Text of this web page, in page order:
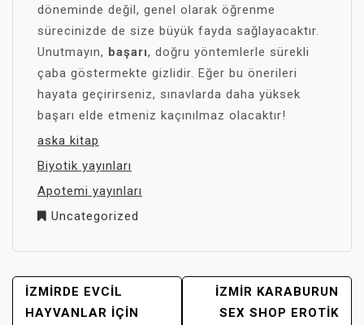
döneminde değil, genel olarak öğrenme
sürecinizde de size büyük fayda sağlayacaktır.
Unutmayın, başarı, doğru yöntemlerle sürekli
çaba göstermekte gizlidir. Eğer bu önerileri
hayata geçirirseniz, sınavlarda daha yüksek
başarı elde etmeniz kaçınılmaz olacaktır!
aska kitap
Biyotik yayınları
Apotemi yayınları
Uncategorized
YAZI
GEZINMESI
İZMIRDE EVCIL
HAYVANLAR İÇIN
İZMIR KARABURUN
SEX SHOP EROTIK